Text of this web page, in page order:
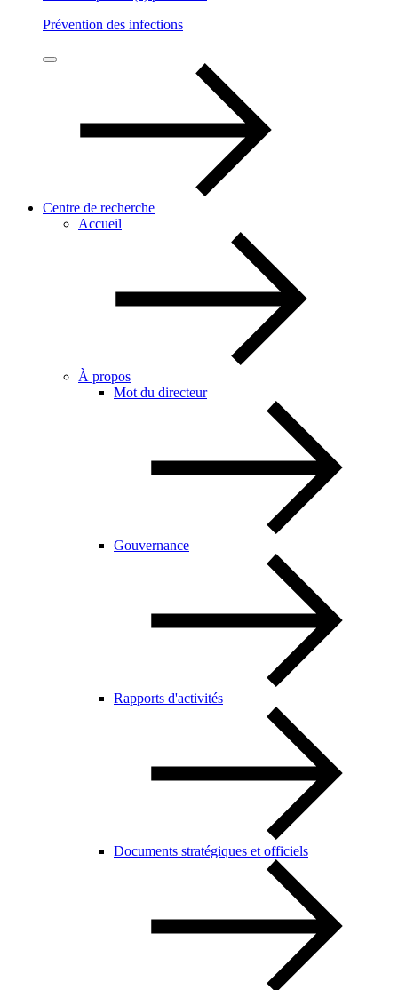
Prévention des infections
Centre de recherche
Accueil
À propos
Mot du directeur
Gouvernance
Rapports d'activités
Documents stratégiques et officiels